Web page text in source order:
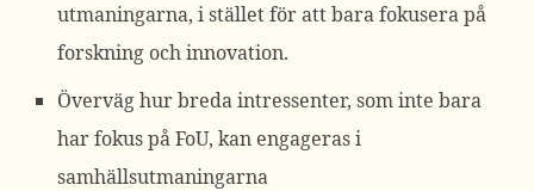
utmaningarna, i stället för att bara fokusera på
forskning och innovation.
Överväg hur breda intressenter, som inte bara
har fokus på FoU, kan engageras i
samhällsutmaningarna